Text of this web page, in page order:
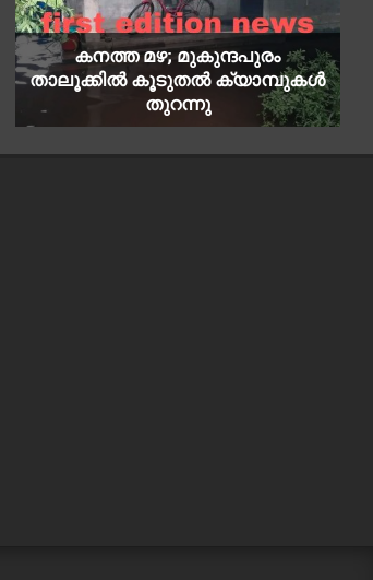
കനത്ത മഴ; മുകുന്ദപുരം
താലൂക്കിൽ കൂടുതൽ ക്യാമ്പുകൾ
തുറന്നു